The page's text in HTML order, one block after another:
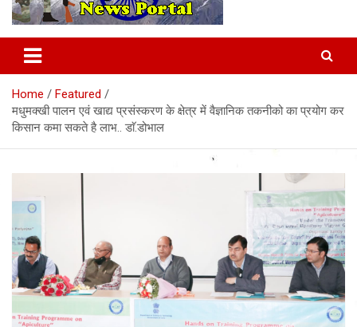
Latest News Today, Breaking
News, Uttarakhand News in
Hindi
Home
Featured
मधुमक्खी पालन एवं खाद्य प्रसंस्करण के क्षेत्र में वैज्ञानिक तकनीको का प्रयोग कर
किसान कमा सकते है लाभ.. डाॅ.डोभाल